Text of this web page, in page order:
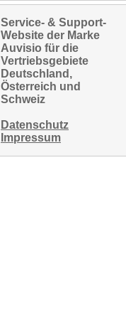
Service- & Support-
Website der Marke
Auvisio für die
Vertriebsgebiete
Deutschland,
Österreich und
Schweiz
Datenschutz
Impressum